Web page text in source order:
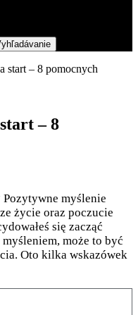
start – 8 pomocnych
– 8
myślenie
życie oraz poczucie
się zacząć
może to być
Oto kilka wskazówek